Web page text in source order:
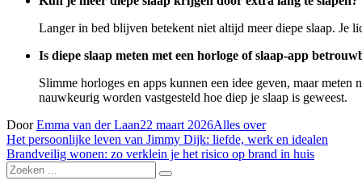
Langer in bed blijven betekent niet altijd meer diepe slaap. Je
Is diepe slaap meten met een horloge of slaap-app
Slimme horloges en apps kunnen een idee geven, maar
nauwkeurig worden vastgesteld hoe diep je slaap is geweest.
DoorEmma van der Laan22 maart 2026Alles over
Bericht
navigatie
Het persoonlijke leven van Jimmy Dijk: liefde, werk en idealen
Brandveilig wonen: zo verklein je het risico op brand in huis
Zoek
naar: